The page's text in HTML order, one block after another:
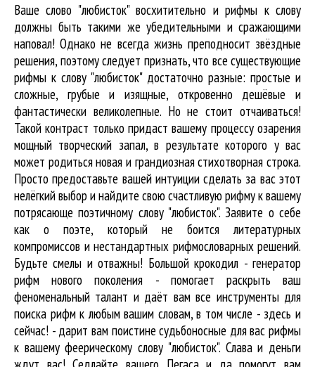
Ваше слово "любисток" восхитительно и рифмы к слову
должны быть такими же убедительными и сражающими
наповал! Однако не всегда жизнь преподносит звёздные
решения, поэтому следует признать, что все существующие
рифмы к слову "любисток" достаточно разные: простые и
сложные, грубые и изящные, откровенно дешёвые и
фантастически великолепные. Но не стоит отчаиваться!
Такой контраст только придаст вашему процессу озарения
мощный творческий запал, в результате которого у вас
может родиться новая и грандиозная стихотворная строка.
Просто предоставьте вашей интуиции сделать за вас этот
нелёгкий выбор и найдите свою счастливую рифму к вашему
потрясающе поэтичному слову "любисток". Заявите о себе
как о поэте, который не боится литературных
компромиссов и нестандартных рифмословарных решений.
Будьте смелы и отважны! Большой крокодил - генератор
рифм нового поколения - помогает раскрыть ваш
феноменальный талант и даёт вам все инструменты для
поиска рифмк любым вашим словам, в том числе - здесь и
сейчас! - дарит вам поистине судьбоносные для вас рифмы
к вашему феерическому слову "любисток". Слава и деньги